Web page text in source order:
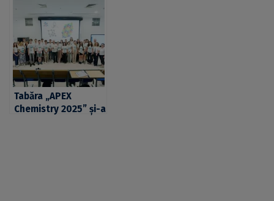
Geoparcul
Internațional
UNESCO Țara
Hațegului al UB
Tabăra „APEX
Chemistry 2025” și-a